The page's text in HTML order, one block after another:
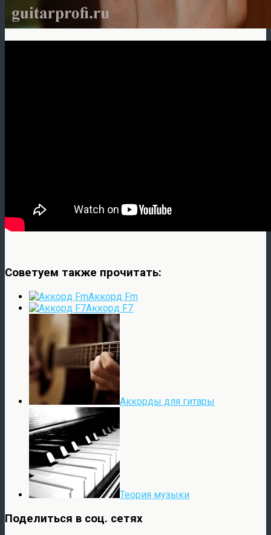
Советуем также прочитать:
Аккорд Fm
Аккорд F7
Аккорды для гитары
Теория музыки
Поделиться в соц. сетях